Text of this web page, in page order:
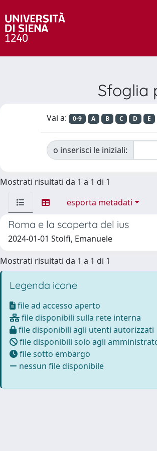
Sfoglia
Vai a: 0-9 A B C D E
o inserisci le iniziali:
Mostrati risultati da 1 a 1 di 1
esporta metadati
Roma e la scoperta del ius
2024-01-01 Stolfi, Emanuele
Mostrati risultati da 1 a 1 di 1
Legenda icone
file ad accesso aperto
file disponibili sulla rete interna
file disponibili agli utenti autorizzati
file disponibili solo agli
file sotto embargo
nessun file disponibile